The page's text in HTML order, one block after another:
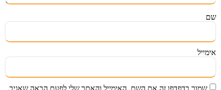
שם
אימייל
שמור בדפדפן זה את השם, האימייל והאתר שלי לפעם הבאה שאגיב.